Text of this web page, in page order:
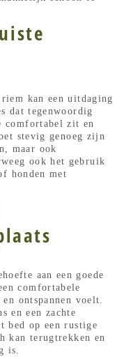
kan een uitdaging
dat tegenwoordig
comfortabel zit en
stevig genoeg zijn
maar ook
ook het gebruik
honden met
aan een goede
comfortabele
ontspannen voelt.
en een zachte
bed op een rustige
kan terugtrekken en
is.